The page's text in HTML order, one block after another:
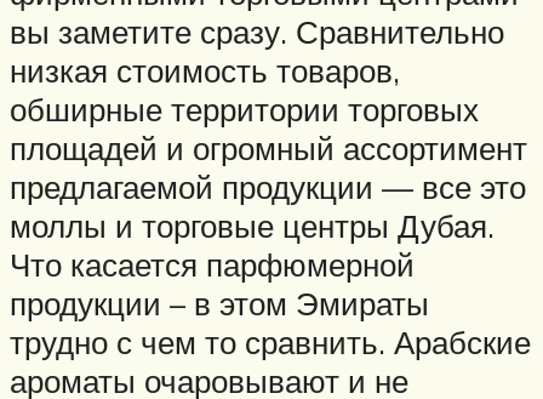
вы заметите сразу. Сравнительно
низкая стоимость товаров,
обширные территории торговых
площадей и огромный ассортимент
предлагаемой продукции — все это
моллы и торговые центры Дубая.
Что касается парфюмерной
продукции – в этом Эмираты
трудно с чем то сравнить. Арабские
ароматы очаровывают и не